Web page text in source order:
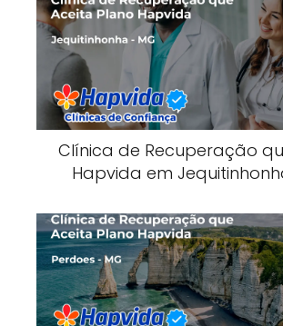
Clínica de Recuperação
Hapvida em